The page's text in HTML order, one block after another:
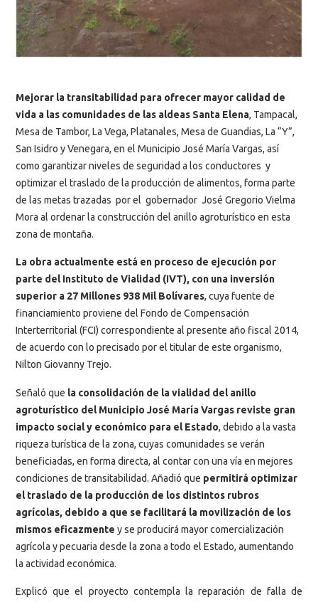
Mejorar la transitabilidad para ofrecer mayor calidad de
vida a las comunidades de las aldeas Santa Elena, Tampacal,
Mesa de Tambor, La Vega, Platanales, Mesa de Guandias, La “Y”,
San Isidro y Venegara, en el Municipio José María Vargas, así
como garantizar niveles de seguridad a los conductores y
optimizar el traslado de la producción de alimentos, forma parte
de las metas trazadas por el gobernador José Gregorio Vielma
Mora al ordenar la construcción del anillo agroturístico en esta
zona de montaña.
La obra actualmente está en proceso de ejecución por
parte del Instituto de Vialidad (IVT), con una inversión
superior a 27 Millones 938 Mil Bolívares, cuya fuente de
financiamiento proviene del Fondo de Compensación
Interterritorial (FCI) correspondiente al presente año fiscal 2014,
de acuerdo con lo precisado por el titular de este organismo,
Nilton Giovanny Trejo.
Señaló que la consolidación de la vialidad del anillo
agroturístico del Municipio José María Vargas reviste gran
impacto social y económico para el Estado, debido a la vasta
riqueza turística de la zona, cuyas comunidades se verán
beneficiadas, en forma directa, al contar con una vía en mejores
condiciones de transitabilidad. Añadió que permitirá optimizar
el traslado de la producción de los distintos rubros
agrícolas, debido a que se facilitará la movilización de los
mismos eficazmente y se producirá mayor comercialización
agrícola y pecuaria desde la zona a todo el Estado, aumentando
la actividad económica.
Explicó que el proyecto contempla la reparación de falla de